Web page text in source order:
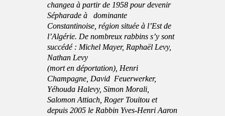
changea à partir de 1958 pour devenir
Sépharade à dominante
Constantinoise, région située à l’Est de
l’Algérie. De nombreux rabbins s’y sont
succédé : Michel Mayer, Raphaël Levy,
Nathan Levy
(mort en déportation), Henri
Champagne, David Feuerwerker,
Yéhouda Halevy, Simon Morali,
Salomon Attiach, Roger Touitou et
depuis 2005 le Rabbin Yves-Henri Aaron